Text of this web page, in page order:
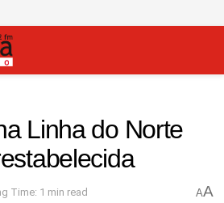
Linha do Norte
Time: 1 min read AA